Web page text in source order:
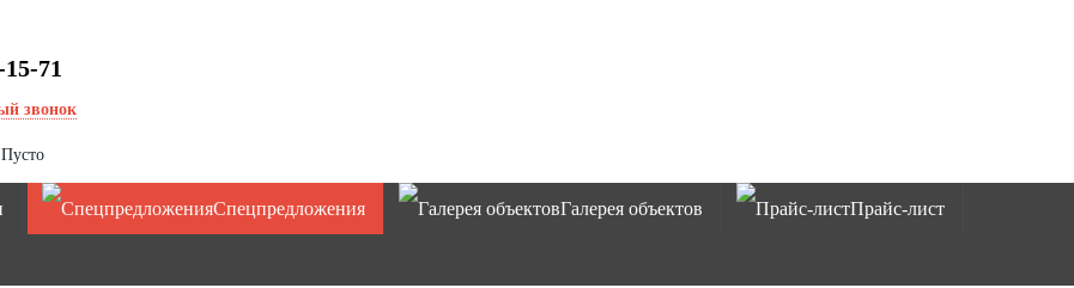
71
звонок
Пусто
Спецпредложения Галерея объектов Прайс-лист